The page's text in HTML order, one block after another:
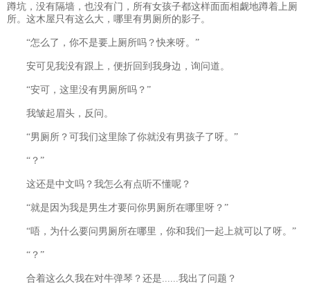
蹲坑，没有隔墙，也没有门，所有女孩子都这样面面相觑地蹲着上厕
所。这木屋只有这么大，哪里有男厕所的影子。
“怎么了，你不是要上厕所吗？快来呀。”
安可见我没有跟上，便折回到我身边，询问道。
“安可，这里没有男厕所吗？”
我皱起眉头，反问。
“男厕所？可我们这里除了你就没有男孩子了呀。”
“？”
这还是中文吗？我怎么有点听不懂呢？
“就是因为我是男生才要问你男厕所在哪里呀？”
“唔，为什么要问男厕所在哪里，你和我们一起上就可以了呀。”
“？”
合着这么久我在对牛弹琴？还是......我出了问题？